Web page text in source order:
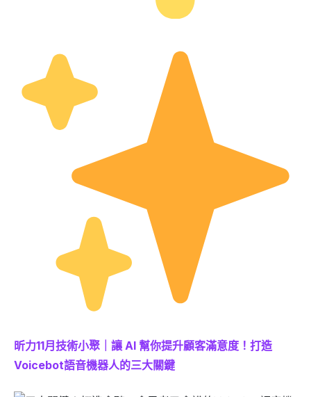
昕力11月技術小聚｜讓 AI 幫你提升顧客滿意度！打造
Voicebot語音機器人的三大關鍵